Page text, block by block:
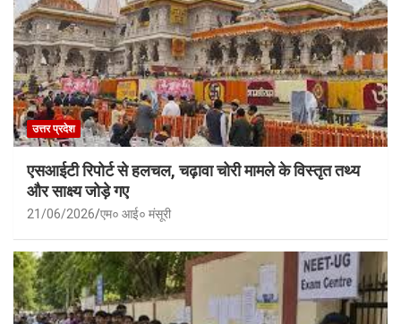
उत्तर प्रदेश
एसआईटी रिपोर्ट से हलचल, चढ़ावा चोरी मामले के विस्तृत तथ्य
और साक्ष्य जोड़े गए
21/06/2026 एम० आई० मंसूरी